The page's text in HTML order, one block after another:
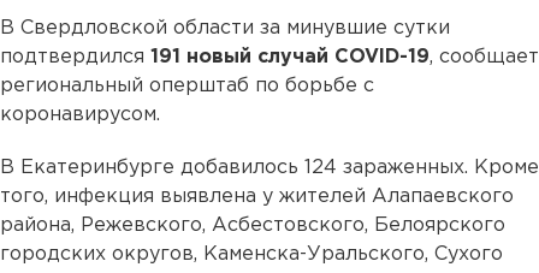
В Свердловской области за минувшие сутки
подтвердился 191 новый случай COVID-19, сообщает
региональный оперштаб по борьбе с
коронавирусом.
В Екатеринбурге добавилось 124 зараженных. Кроме
того, инфекция выявлена у жителей Алапаевского
района, Режевского, Асбестовского, Белоярского
городских округов, Каменска-Уральского, Сухого